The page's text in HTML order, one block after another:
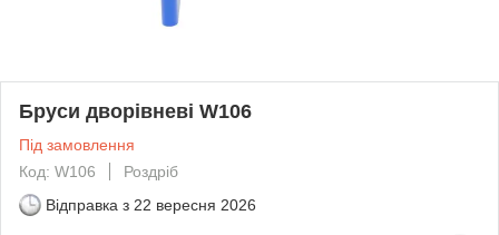
Бруси дворівневі W106
Під замовлення
Код: W106
Роздріб
Відправка з 22 вересня 2026